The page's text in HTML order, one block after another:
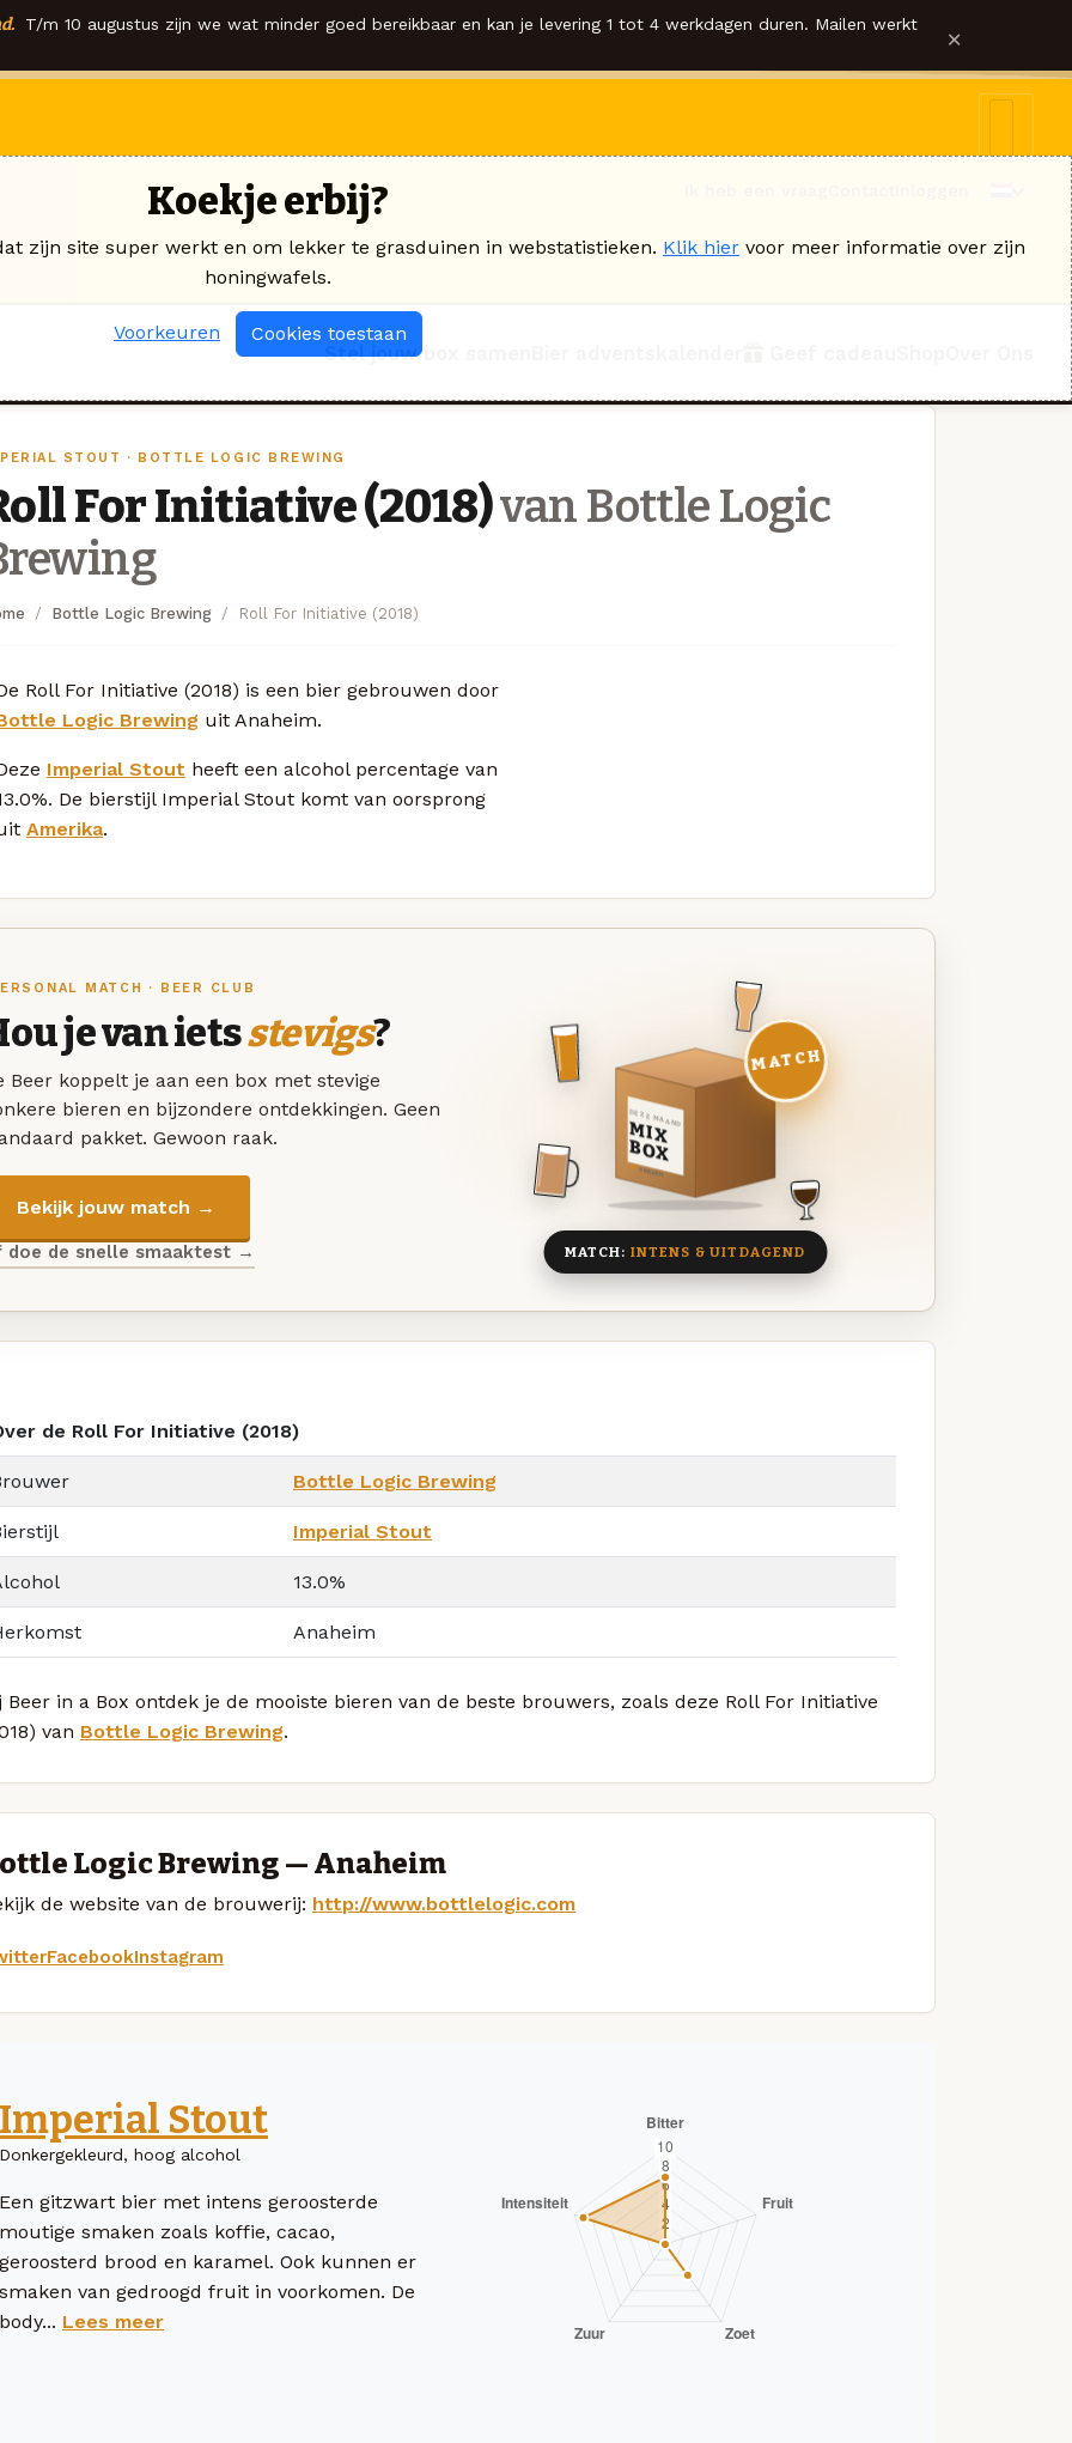
T/m 10 augustus zijn we wat minder goed bereikbaar en kan je levering 1 tot 4 werkdagen duren. Mailen werkt ×
Stel jouw box samen
STOUT · BOTTLE LOGIC BREWING
For Initiative (2018)van Bottle Logic
Bottle Logic Brewing Roll For Initiative (2018)
Roll For Initiative (2018) is een bier gebrouwen door
Logic Brewing uit Anaheim.
Imperial Stout heeft een alcohol percentage van
De bierstijl Imperial Stout komt van oorsprong
Amerika.
MATCH · BEER CLUB
je van ietsstevigs?
Beer koppelt je aan een box met stevige
bieren en bijzondere ontdekkingen. Geen
pakket. Gewoon raak.
Bekijk jouw match →
doe de snelle smaaktest →
DEZE MAAND
MIX
BOX
8 BIEREN
MATCH
MATCH: INTENS & UITDAGEND
de Roll For Initiative (2018)
Bottle Logic Brewing
Imperial Stout
13.0%
Anaheim
Beer in a Box ontdek je de mooiste bieren van de beste brouwers, zoals deze Roll For Initiative
van Bottle Logic Brewing.
Logic Brewing — Anaheim
de website van de brouwerij: http://www.bottlelogic.com
FacebookInstagram
Imperial Stout
Donkergekleurd, hoog alcohol
Een gitzwart bier met intens geroosterde
moutige smaken zoals koffie, cacao,
geroosterd brood en karamel. Ook kunnen er
smaken van gedroogd fruit in voorkomen. De
body... Lees meer
Koekje erbij?
zijn site super werkt en om lekker te grasduinen in webstatistieken. Klik hier voor meer informatie over zijn
honingwafels.
Voorkeuren Cookies toestaan